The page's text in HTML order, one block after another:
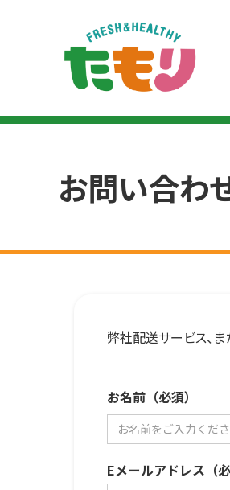
お問い合わ
弊社配送サービス、
お名前（必須）
Eメールアドレス（必